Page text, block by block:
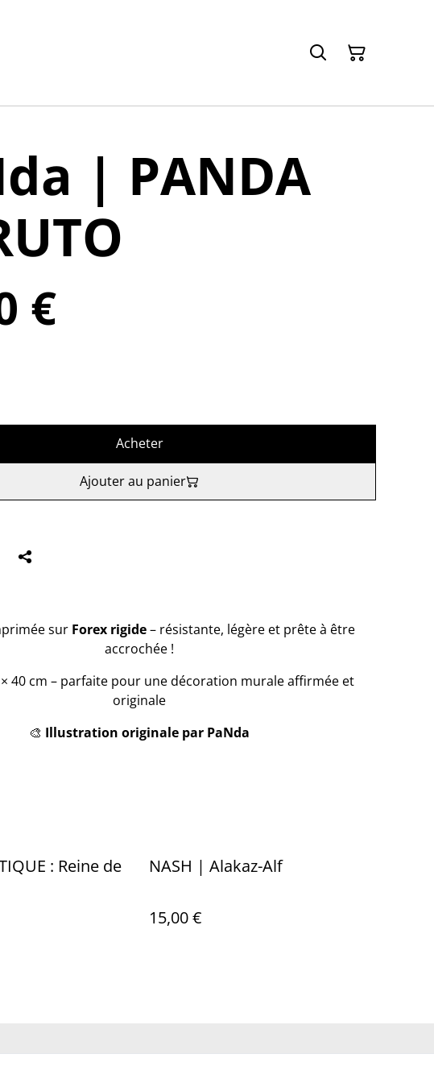
| PANDA
€
Acheter
Ajouter au panier
sur Forex rigide– résistante, légère et prête à être
accrochée !
40 cm – parfaite pour une décoration murale affirmée et
originale
🎨 Illustration originale par PaNda
: Reine de
NASH | Alakaz-Alf
15,00 €